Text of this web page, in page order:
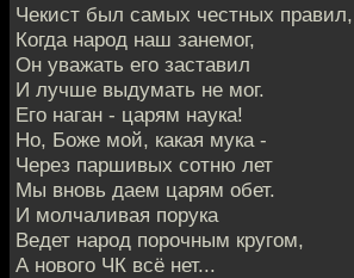
Чекист был самых честных правил,
Когда народ наш занемог,
Он уважать его заставил
И лучше выдумать не мог.
Его наган - царям наука!
Но, Боже мой, какая мука -
Через паршивых сотню лет
Мы вновь даем царям обет.
И молчаливая порука
Ведет народ порочным кругом,
А нового ЧК всё нет...